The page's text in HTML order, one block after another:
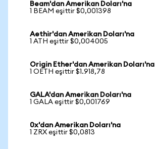
Beam'dan Amerikan Doları'na
1 BEAM eşittir $0,001398
Aethir'dan Amerikan Doları'na
1 ATH eşittir $0,004005
Origin Ether'dan Amerikan Doları'na
1 OETH eşittir $1.918,78
GALA'dan Amerikan Doları'na
1 GALA eşittir $0,001769
0x'dan Amerikan Doları'na
1 ZRX eşittir $0,0813